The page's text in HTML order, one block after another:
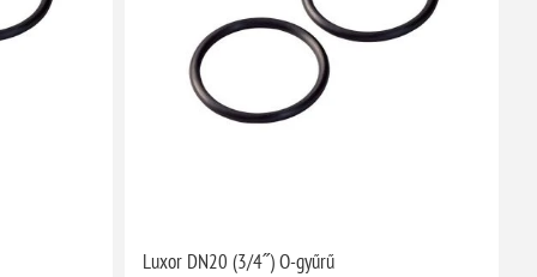
Luxor DN20 (3/4˝) O-gyűrű